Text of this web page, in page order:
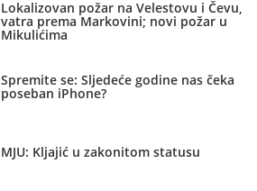
Lokalizovan požar na Velestovu i Čevu,
vatra prema Markovini; novi požar u
Mikulićima
Spremite se: Sljedeće godine nas čeka
poseban iPhone?
MJU: Kljajić u zakonitom statusu